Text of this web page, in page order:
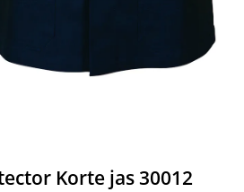
Korte jas 30012